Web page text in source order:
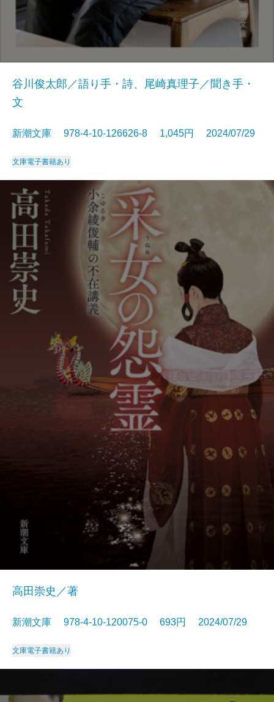
谷川俊太郎／語り手・詩、尾崎真理子／聞き手・
文
新潮文庫 978-4-10-126626-8 1,045円 2024/07/29
文庫電子書籍あり
高田崇史／著
新潮文庫 978-4-10-120075-0 693円 2024/07/29
文庫電子書籍あり